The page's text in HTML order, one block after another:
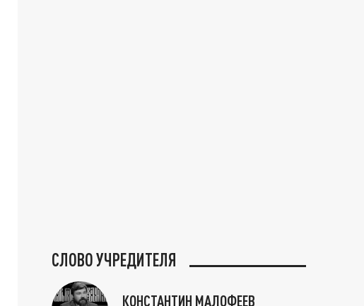
СЛОВО УЧРЕДИТЕЛЯ
КОНСТАНТИН МАЛОФЕЕВ